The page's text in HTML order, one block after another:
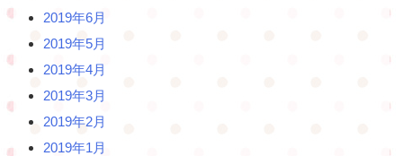
2019年6月
2019年5月
2019年4月
2019年3月
2019年2月
2019年1月